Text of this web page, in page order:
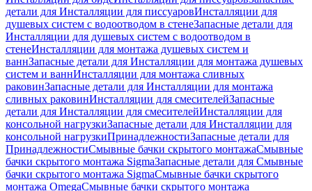
детали для Инсталляции для писсуаровИнсталляции для
душевых систем с водоотводом в стенеЗапасные детали для
Инсталляции для душевых систем с водоотводом в
стенеИнсталляции для монтажа душевых систем и
ваннЗапасные детали для Инсталляции для монтажа душевых
систем и ваннИнсталляции для монтажа сливных
раковинЗапасные детали для Инсталляции для монтажа
сливных раковинИнсталляции для смесителейЗапасные
детали для Инсталляции для смесителейИнсталляции для
консольной нагрузкиЗапасные детали для Инсталляции для
консольной нагрузкиПринадлежностиЗапасные детали для
ПринадлежностиСмывные бачки скрытого монтажаСмывные
бачки скрытого монтажа SigmaЗапасные детали для Смывные
бачки скрытого монтажа SigmaСмывные бачки скрытого
монтажа OmegaСмывные бачки скрытого монтажа